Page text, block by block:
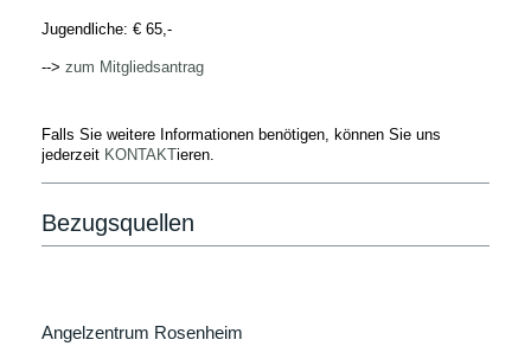
Jugendliche: € 65,-
--> zum Mitgliedsantrag
Falls Sie weitere Informationen benötigen, können Sie uns
jederzeit KONTAKTieren.
Bezugsquellen
Angelzentrum Rosenheim